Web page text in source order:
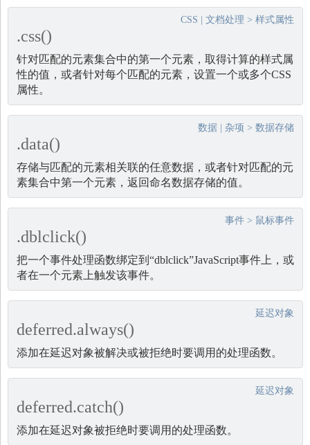
CSS 文档处理 > 样式属性
.css()
针对匹配的元素集合中的第一个元素，取得计算的样式属
性的值，或者针对每个匹配的元素，设置一个或多个CSS
属性。
数据 杂项 > 数据存储
.data()
存储与匹配的元素相关联的任意数据，或者针对匹配的元
素集合中第一个元素，返回命名数据存储的值。
事件 > 鼠标事件
.dblclick()
把一个事件处理函数绑定到“dblclick”JavaScript事件上，或
者在一个元素上触发该事件。
延迟对象
deferred.always()
添加在延迟对象被解决或被拒绝时要调用的处理函数。
延迟对象
deferred.catch()
添加在延迟对象被拒绝时要调用的处理函数。